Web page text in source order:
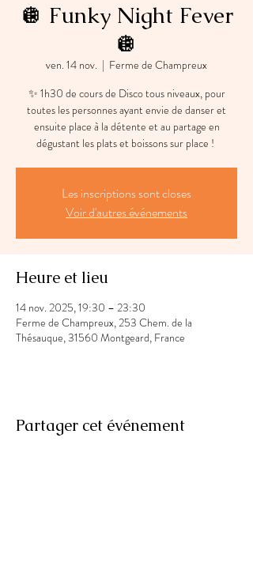
🪩 Funky Night Fever
🪩
ven. 14 nov.
  |
Ferme de Champreux
✨ 1h30 de cours de Disco tous niveaux, pour
toutes les personnes ayant envie de danser et
ensuite place à la détente et au partage en
dégustant les plats et boissons sur place !
Les inscriptions sont closes
Voir d'autres événements
Heure et lieu
14 nov. 2025, 19:30 – 23:30
Ferme de Champreux, 253 Chem. de la
Thésauque, 31560 Montgeard, France
Partager cet événement